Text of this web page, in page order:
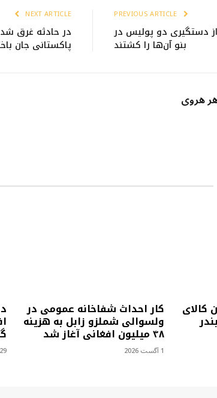
دستگیری دو پولیس در
بنو آن‌ها را کشتند
NEXT ARTICLE
در حادثه غرق
پاکستانی جان
هروی
از ورود ۵۳۵ تُن کالای کار احداث شفاخانه عمومی در
ولسوالی شملزو زابل به هزینه
۴۸ میلیون افغانی آغاز شد
1 آگست 2026 29 جولای 2026